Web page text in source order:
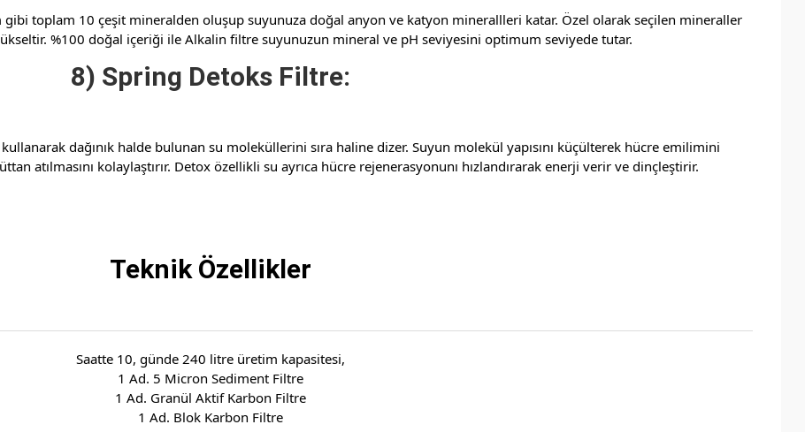
toplam 10 çeşit mineralden oluşup suyunuza doğal anyon ve katyon minerallleri katar. Özel olarak seçilen mineraller
%100 doğal içeriği ile Alkalin filtre suyunuzun mineral ve pH seviyesini optimum seviyede tutar.
8) Spring Detoks Filtre:
dağınık halde bulunan su moleküllerini sıra haline dizer. Suyun molekül yapısını küçülterek hücre emilimini
atılmasını kolaylaştırır. Detox özellikli su ayrıca hücre rejenerasyonunı hızlandırarak enerji verir ve dinçleştirir.
Teknik Özellikler
Saatte 10, günde 240 litre üretim kapasitesi,
1 Ad. 5 Micron Sediment Filtre
1 Ad. Granül Aktif Karbon Filtre
1 Ad. Blok Karbon Filtre